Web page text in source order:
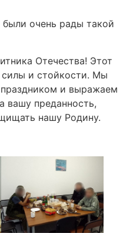
очень рады такой
Отечества! Этот
и стойкости. Мы
и выражаем
вашу преданность,
нашу Родину.